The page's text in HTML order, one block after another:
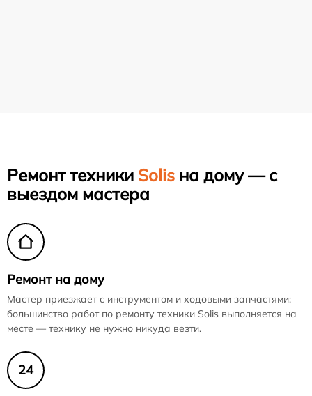
Ремонт техники Solis на дому — с
выездом мастера
Ремонт на дому
Мастер приезжает с инструментом и ходовыми запчастями:
большинство работ по ремонту техники Solis выполняется на
месте — технику не нужно никуда везти.
24